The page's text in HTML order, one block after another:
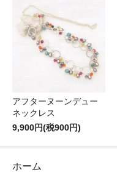
アフターヌーンデュー
ネックレス
9,900円(税900円)
ホーム